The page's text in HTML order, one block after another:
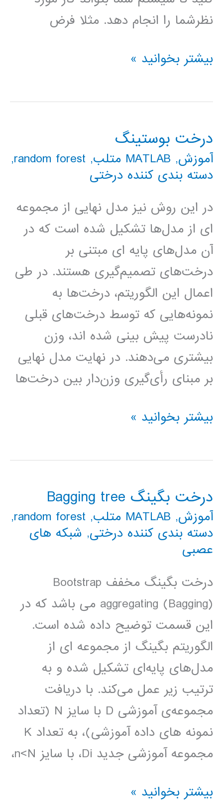
نظرشما را انجام دهد. مثلا فرض
بسته
جامع
ماشین
machine
learning
بیشتر بخوانید »
درخت بوستینگ
آموزش, MATLAB متلب ,
random forest
,
دسته بندی کننده درختی
در این روش نیز مدل نهایی از مجموعه
ای از مدل‌ها تشکیل شده است که در
آن مدل‌های پایه ای مبتنی بر
درخت‌های تصمیم‌گیری هستند. در طی
اعمال این الگوریتم، درخت‌ها به
نمونه‌هایی که توسط درخت‌های قبلی
نادرست پیش بینی شده اند، وزن
بیشتری می‌دهند. در نهایت مدل نهایی
بر مبنای رأی‌گیری وزن‌دار بین درخت‌ها
درخت
بیشتر بخوانید »
درخت بگینگ Bagging tree
آموزش, MATLAB متلب ,
random forest
,
دسته بندی کننده درختی, شبکه های
عصبی
درخت بگینگ مخفف Bootstrap
aggregating (Bagging) می باشد که در
این قسمت توضیح داده شده است.
الگوریتم بگینگ از مجموعه ای از
مدل‌های پایه‌ای تشکیل شده و به
ترتیب زیر عمل می‌کند. با دریافت
مجموعه‌ی آموزشی D با سایز N (تعداد
نمونه های داده آموزشی)، به تعداد K
مجموعه آموزشی جدید Di، با سایز n<N،
درخت
بیشتر بخوانید »